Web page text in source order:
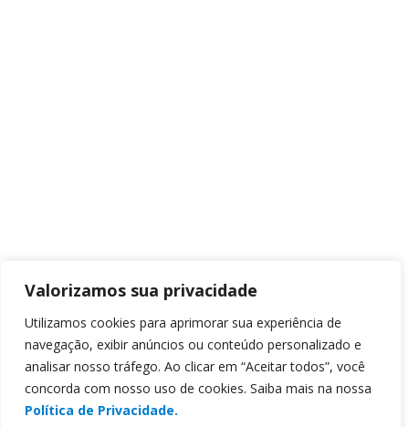
Valorizamos sua privacidade
Utilizamos cookies para aprimorar sua experiência de
navegação, exibir anúncios ou conteúdo personalizado e
analisar nosso tráfego. Ao clicar em “Aceitar todos”, você
concorda com nosso uso de cookies. Saiba mais na nossa
Política de Privacidade.